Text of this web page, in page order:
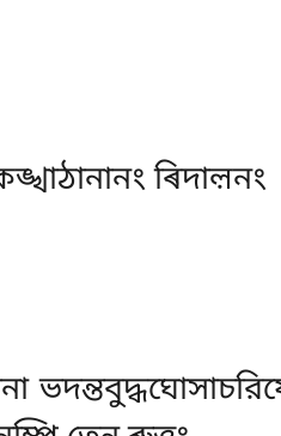
ৰিদাল়নং